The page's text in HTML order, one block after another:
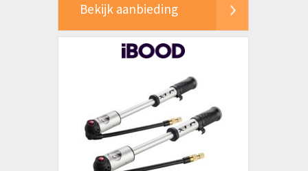
Bekijk aanbieding